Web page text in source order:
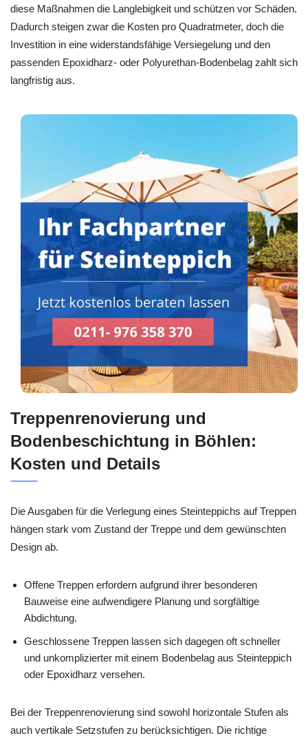
diese Maßnahmen die Langlebigkeit und schützen vor Schäden.
Dadurch steigen zwar die Kosten pro Quadratmeter, doch die
Investition in eine widerstandsfähige Versiegelung und den
passenden Epoxidharz- oder Polyurethan-Bodenbelag zahlt sich
langfristig aus.
Treppenrenovierung und
Bodenbeschichtung in Böhlen:
Kosten und Details
Die Ausgaben für die Verlegung eines Steinteppichs auf Treppen
hängen stark vom Zustand der Treppe und dem gewünschten
Design ab.
Offene Treppen erfordern aufgrund ihrer besonderen
Bauweise eine aufwendigere Planung und sorgfältige
Abdichtung.
Geschlossene Treppen lassen sich dagegen oft schneller
und unkomplizierter mit einem Bodenbelag aus Steinteppich
oder Epoxidharz versehen.
Bei der Treppenrenovierung sind sowohl horizontale Stufen als
auch vertikale Setzstufen zu berücksichtigen. Die richtige